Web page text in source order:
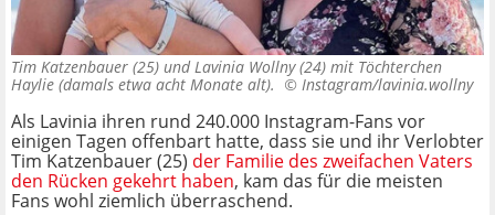
Tim Katzenbauer (25) und Lavinia Wollny (24) mit Töchterchen
Haylie (damals etwa acht Monate alt). © Instagram/lavinia.wollny
Als Lavinia ihren rund 240.000 Instagram-Fans vor
einigen Tagen offenbart hatte, dass sie und ihr Verlobter
Tim Katzenbauer (25) der Familie des zweifachen Vaters
den Rücken gekehrt haben, kam das für die meisten
Fans wohl ziemlich überraschend.